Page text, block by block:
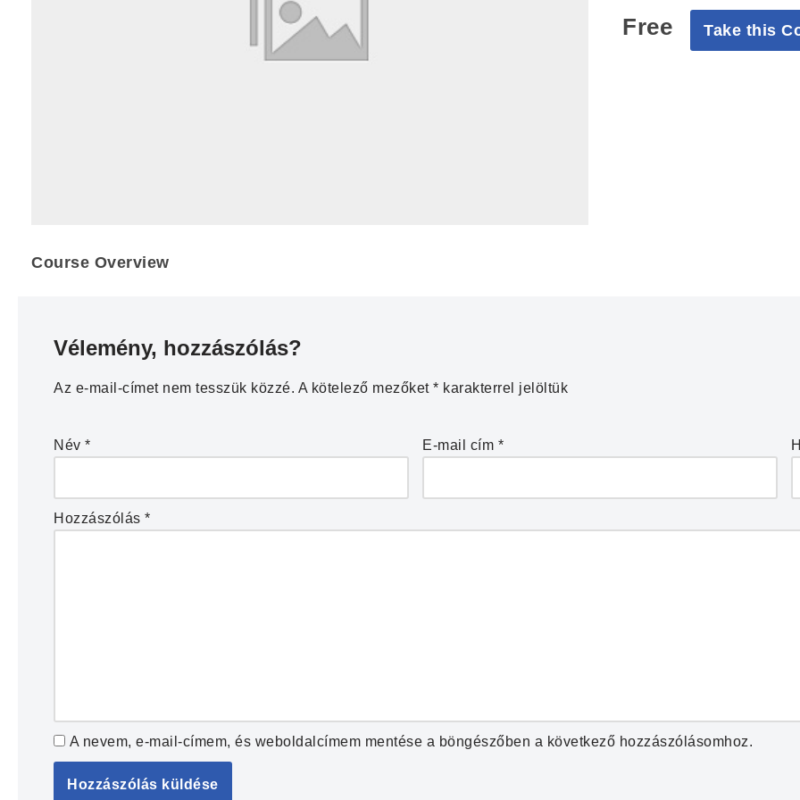
Free Take this
Course Overview
Vélemény, hozzászólás?
Az e-mail-címet nem tesszük közzé. A kötelező mezőket * karakterrel jelöltük
Név * E-mail cím *
Hozzászólás *
A nevem, e-mail-címem, és weboldalcímem mentése a böngészőben a következő hozzászólásomhoz.